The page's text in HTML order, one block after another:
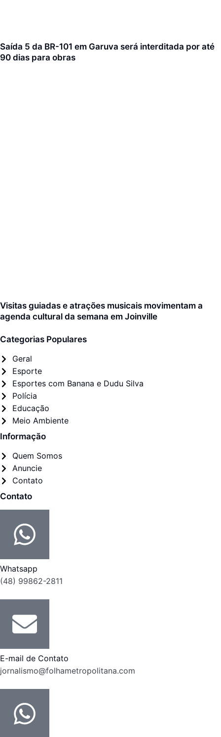
Saída 5 da BR-101 em Garuva será interditada por até
90 dias para obras
Visitas guiadas e atrações musicais movimentam a
agenda cultural da semana em Joinville
Categorias Populares
Geral
Esporte
Esportes com Banana e Dudu Silva
Polícia
Educação
Meio Ambiente
Informação
Quem Somos
Anuncie
Contato
Contato
Whatsapp
(48) 99862-2811
E-mail de Contato
jornalismo@folhametropolitana.com